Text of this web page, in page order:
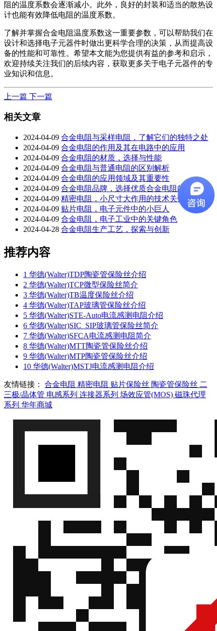
阻的温度系数会逐渐减小。此外，良好的封装和适当的散热设
计也能有效降低电阻的温度系数。
了解并掌握合金电阻温度系数这一重要参数，可以帮助我们在
设计和选择电子元器件时做出更科学合理的决策，从而提高设
备的性能和可靠性。希望本文能为您提供有益的参考和启示，
欢迎持续关注我们的后续内容，获取更多关于电子元器件的专
业知识和信息。
上一篇 下一篇
相关文章
2024-04-09 合金电阻与采样电阻，了解它们的独特之处
2024-04-09 合金电阻的作用及其在电路中的应用
2024-04-09 合金电阻的材质，选择与性能
2024-04-09 合金电阻与普通电阻的区别解析
2024-04-09 合金电阻的应用领域及其重要性
2024-04-09 合金电阻品牌，选择优质合金电阻的关键
2024-04-09 精密电阻，小尺寸大作用的技术关键
2024-04-09 贴片电阻，电子元件中的小巨人
2024-04-09 合金电阻，电子工业中的关键角色
2024-04-28 合金电阻生产工艺，探索与创新
推荐内容
1 华德(Walter)TDP陶瓷管保险丝介绍
2 华德(Walter)TCP微型保险丝简介
3 华德(Walter)TB温度保险丝介绍
4 华德(Walter)TAP玻璃管保险丝介绍
5 华德(Walter)STE-Auto电流感测电阻介绍
6 华德(Walter)SIC_SIP玻璃管保险丝简介
7 华德(Walter)SFCA电流感测电阻简介
8 华德(Walter)MTT陶瓷管保险丝介绍
9 华德(Walter)MTP陶瓷管保险丝介绍
10 华德(Walter)MSTJ电流感测电阻介绍
友情链接： 合金电阻 精密电阻 贴片保险丝 陶瓷管保险丝 二
三极/晶体管 电感系列 连接器系列 场效应管(MOS) 磁珠代理
系列 华年商城